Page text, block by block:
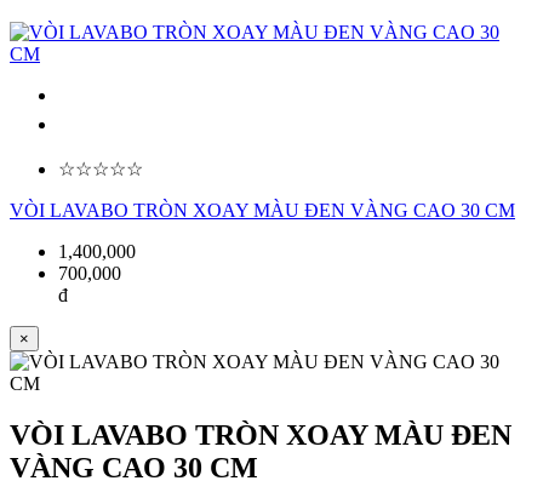
☆☆☆☆☆
VÒI LAVABO TRÒN XOAY MÀU ĐEN VÀNG CAO 30 CM
1,400,000
700,000
đ
×
VÒI LAVABO TRÒN XOAY MÀU ĐEN
VÀNG CAO 30 CM